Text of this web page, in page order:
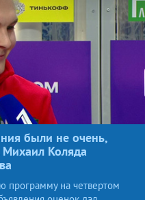
были не очень,
Коляда
программу на четвертом